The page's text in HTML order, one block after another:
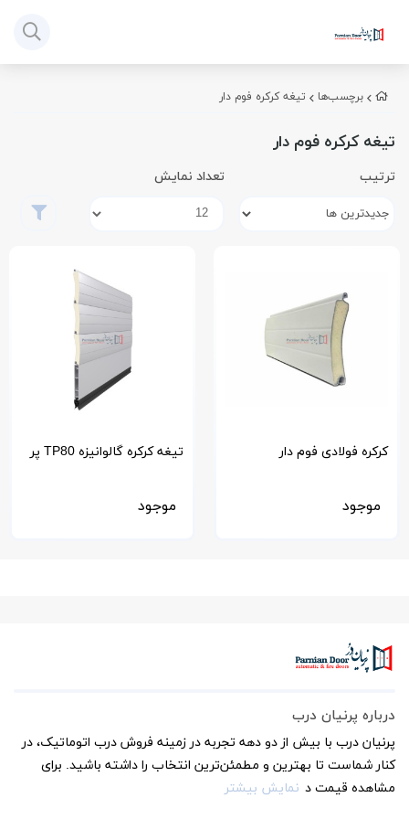
برچسب‌ها تیغه کرکره فوم دار
تیغه کرکره فوم دار
ترتیب تعداد نمایش
کرکره فولادی فوم دار
موجود
تیغه کرکره گالوانیزه TP80 پر
موجود
درباره پرنیان درب
پرنیان درب با بیش از دو دهه تجربه در زمینه فروش درب اتوماتیک، در
کنار شماست تا بهترین و مطمئن‌ترین انتخاب را داشته باشید. برای
مشاهده قیمت د نمایش بیشتر